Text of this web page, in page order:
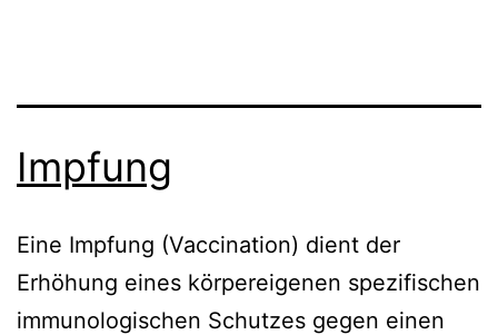
Impfung
Eine Impfung (Vaccination) dient der
Erhöhung eines körpereigenen spezifischen
immunologischen Schutzes gegen einen